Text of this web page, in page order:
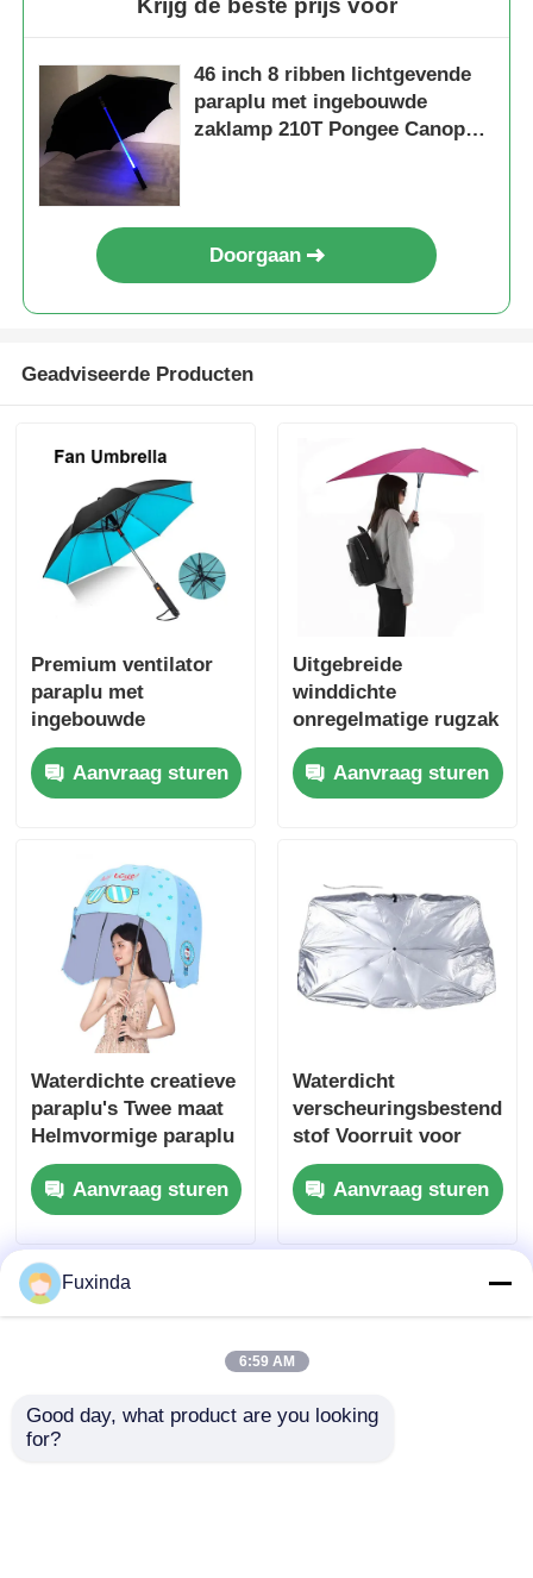
Krijg de beste prijs voor
46 inch 8 ribben lichtgevende
paraplu met ingebouwde
zaklamp 210T Pongee Canopy
Doorgaan
Geadviseerde Producten
Premium ventilator
paraplu met
ingebouwde
koelventilator, UV50+
bescherming &
2600mAh USB
Aanvraag sturen
Uitgebreide
winddichte
onregelmatige rugzak
paraplu
Aanvraag sturen
Waterdichte creatieve
paraplu's Twee maat
Helmvormige paraplu
55cm 73cm Breedte
Aanvraag sturen
Waterdicht
verscheuringsbestendige
stof Voorruit voor
auto's Paraplu
schaduw UV-
bescherming
Zonnescherm
Aanvraag sturen
Fuxinda
6:59 AM
Good day, what product are you looking
for?